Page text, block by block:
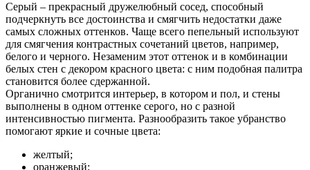
Серый – прекрасный дружелюбный сосед, способный
подчеркнуть все достоинства и смягчить недостатки даже
самых сложных оттенков. Чаще всего пепельный используют
для смягчения контрастных сочетаний цветов, например,
белого и черного. Незаменим этот оттенок и в комбинации
белых стен с декором красного цвета: с ним подобная палитра
становится более сдержанной.
Органично смотрится интерьер, в котором и пол, и стены
выполнены в одном оттенке серого, но с разной
интенсивностью пигмента. Разнообразить такое убранство
помогают яркие и сочные цвета:
желтый;
оранжевый;